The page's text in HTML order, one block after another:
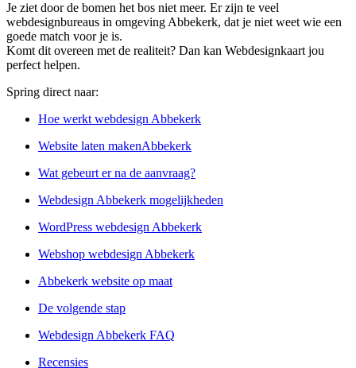
Je ziet door de bomen het bos niet meer. Er zijn te veel
webdesignbureaus in omgeving Abbekerk, dat je niet weet wie een
goede match voor je is.
Komt dit overeen met de realiteit? Dan kan Webdesignkaart jou
perfect helpen.
Spring direct naar:
Hoe werkt webdesign Abbekerk
Website laten makenAbbekerk
Wat gebeurt er na de aanvraag?
Webdesign Abbekerk mogelijkheden
WordPress webdesign Abbekerk
Webshop webdesign Abbekerk
Abbekerk website op maat
De volgende stap
Webdesign Abbekerk FAQ
Recensies